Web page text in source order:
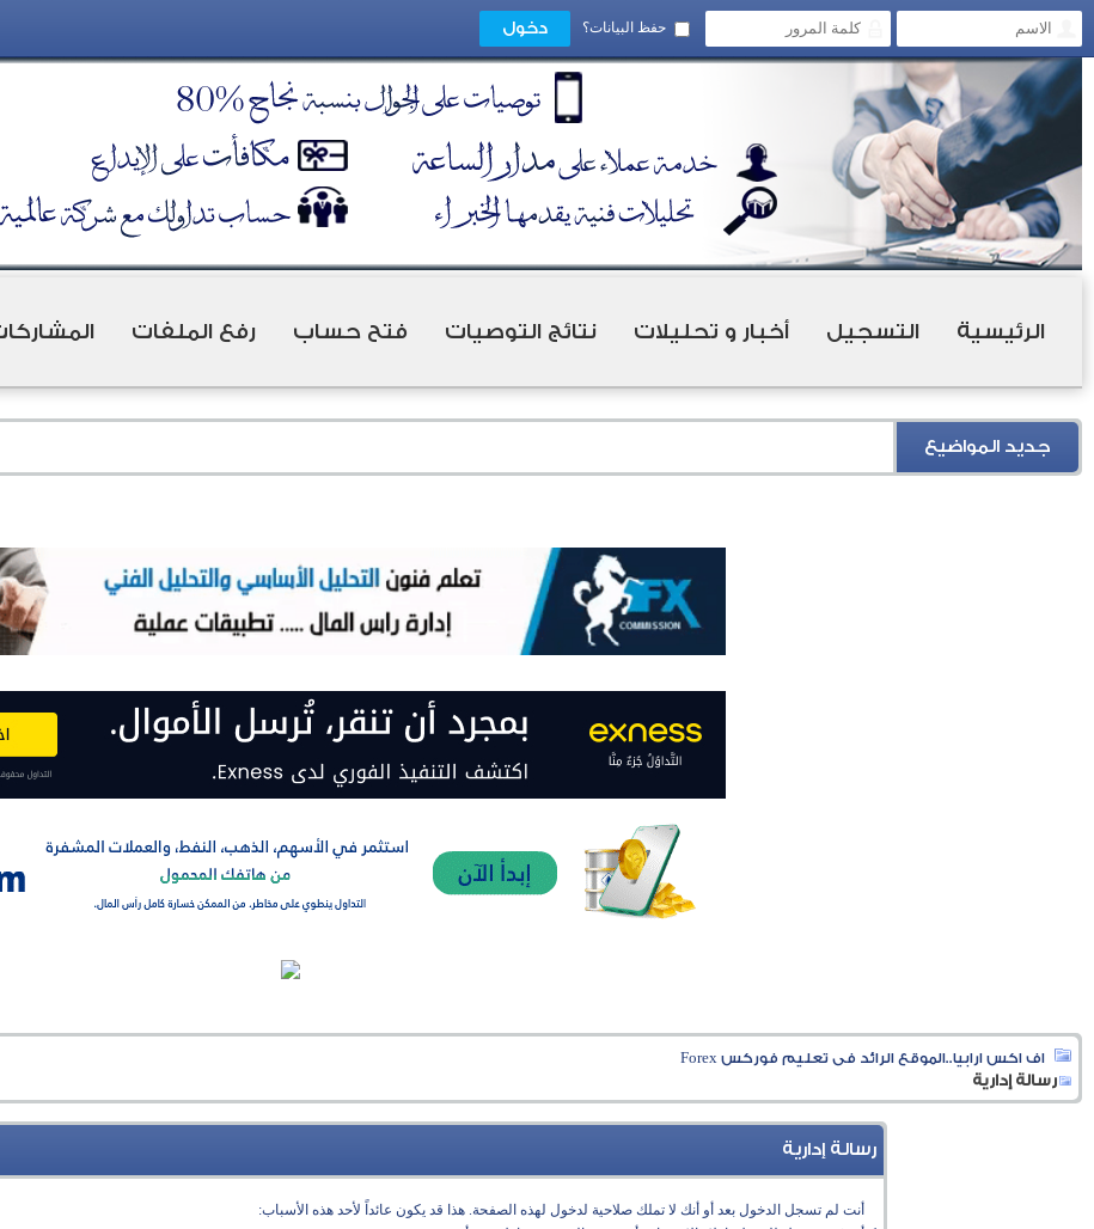
حفظ البيانات؟
الرئيسية التسجيل أخبار و تحليلات نتائج التوصيات فتح حساب رفع الملفات
جديد المواضيع
اف اكس ارابيا..الموقع الرائد فى تعليم فوركس Forex
رسالة إدارية
رسالة إدارية
أنت لم تسجل الدخول بعد أو أنك لا تملك صلاحية لدخول لهذه الصفحة. هذا قد يكون عائداً لأحد هذه الأسباب: